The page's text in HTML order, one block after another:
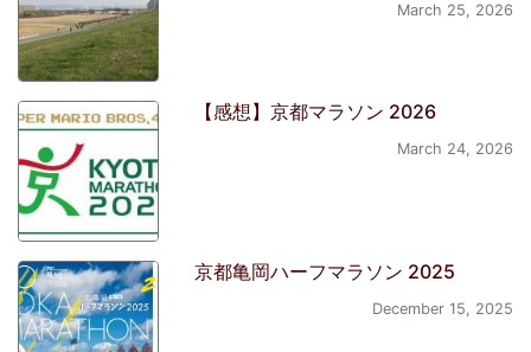
March 25, 2026
【感想】京都マラソン 2026
March 24, 2026
京都亀岡ハーフマラソン 2025
December 15, 2025